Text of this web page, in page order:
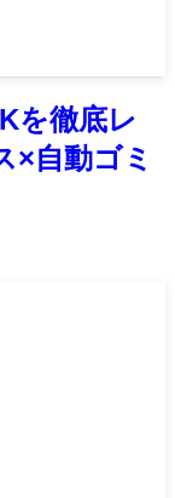
を徹底レ
×自動ゴミ